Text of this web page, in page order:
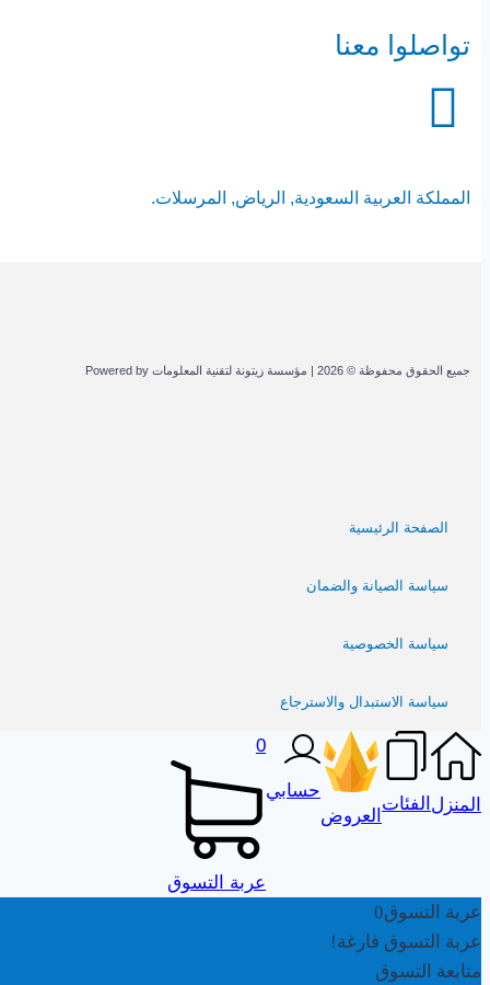
تواصلوا معنا
المملكة العربية السعودية, الرياض, المرسلات.
جميع الحقوق محفوظة © 2026 | مؤسسة زيتونة لتقنية المعلومات Powered by
الصفحة الرئيسية
سياسة الصيانة والضمان
سياسة الخصوصية
سياسة الاستبدال والاسترجاع
المنزل الفئات
العروض
حسابي
0
عربة التسوق
عربة التسوق0
عربة التسوق فارغة!
متابعة التسوق